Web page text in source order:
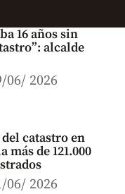
16 años sin
alcalde
06/ 2026
catastro en
de 121.000
06/ 2026